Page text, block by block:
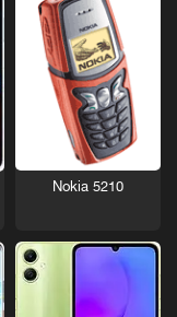
Nokia 5210